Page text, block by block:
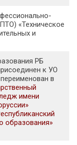
«Техническое
и
РБ
к УО
в
имени
образования»